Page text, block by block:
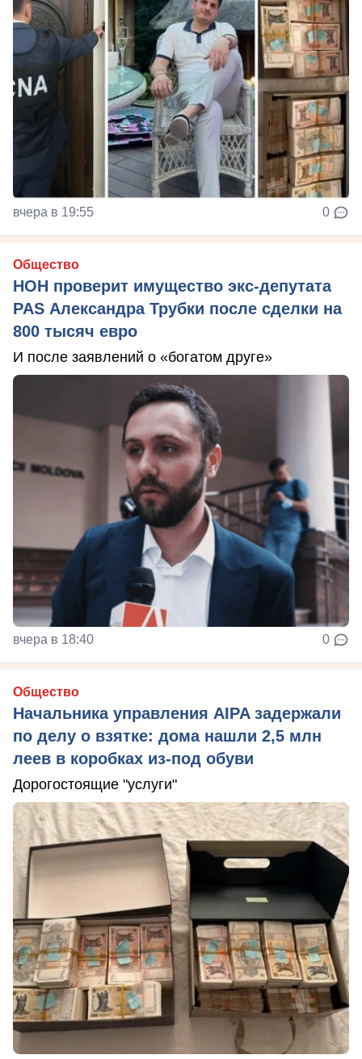
вчера в 19:55 0
Общество
НОН проверит имущество экс-депутата
PAS Александра Трубки после сделки на
800 тысяч евро
И после заявлений о «богатом друге»
вчера в 18:40 0
Общество
Начальника управления AIPA задержали
по делу о взятке: дома нашли 2,5 млн
леев в коробках из-под обуви
Дорогостоящие "услуги"